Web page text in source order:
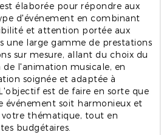
élaborée pour répondre aux
d'événement en combinant
et attention portée aux
une large gamme de prestations
sur mesure, allant du choix du
l'animation musicale, en
soignée et adaptée à
est de faire en sorte que
événement soit harmonieux et
thématique, tout en
budgétaires.